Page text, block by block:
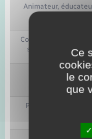
Animateur,
Conseiller en
sociale et familiale
Aviation civile
Personnel civil de la
Ce
le
que